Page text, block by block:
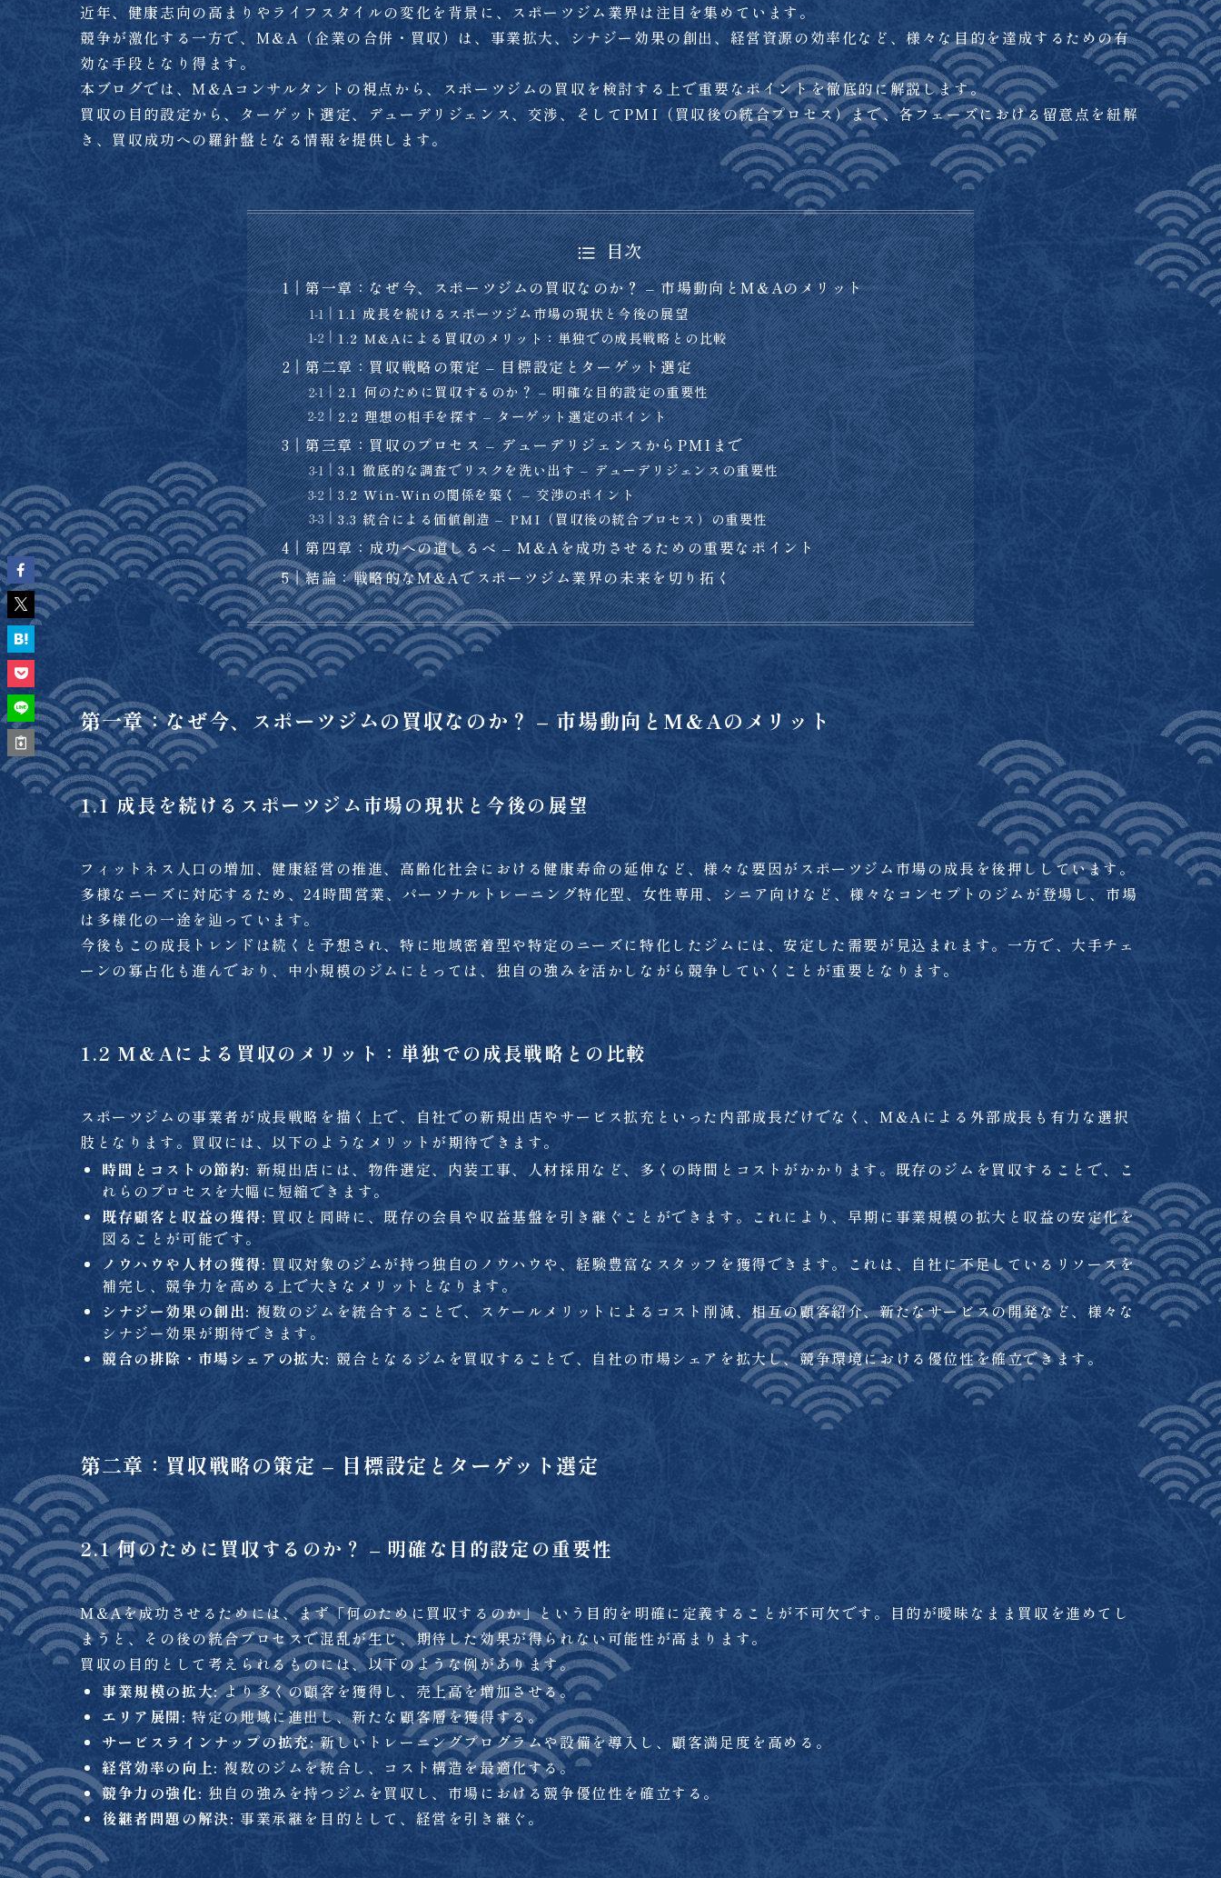
近年、健康志向の高まりやライフスタイルの変化を背景に、スポーツジム業界は注目を集めています。
競争が激化する一方で、M&A（企業の合併・買収）は、事業拡大、シナジー効果の創出、経営資源の効率化など、様々な目的を達成するための有
効な手段となり得ます。
本ブログでは、M&Aコンサルタントの視点から、スポーツジムの買収を検討する上で重要なポイントを徹底的に解説します。
買収の目的設定から、ターゲット選定、デューデリジェンス、交渉、そしてPMI（買収後の統合プロセス）まで、各フェーズにおける留意点を紐解
き、買収成功への羅針盤となる情報を提供します。
目次
第一章：なぜ今、スポーツジムの買収なのか？ – 市場動向とM&Aのメリット
1.1 成長を続けるスポーツジム市場の現状と今後の展望
1.2 M&Aによる買収のメリット：単独での成長戦略との比較
第二章：買収戦略の策定 – 目標設定とターゲット選定
2.1 何のために買収するのか？ – 明確な目的設定の重要性
2.2 理想の相手を探す – ターゲット選定のポイント
第三章：買収のプロセス – デューデリジェンスからPMIまで
3.1 徹底的な調査でリスクを洗い出す – デューデリジェンスの重要性
3.2 Win-Winの関係を築く – 交渉のポイント
3.3 統合による価値創造 – PMI（買収後の統合プロセス）の重要性
第四章：成功への道しるべ – M&Aを成功させるための重要なポイント
結論：戦略的なM&Aでスポーツジム業界の未来を切り拓く
第一章：なぜ今、スポーツジムの買収なのか？ – 市場動向とM&Aのメリット
1.1 成長を続けるスポーツジム市場の現状と今後の展望
フィットネス人口の増加、健康経営の推進、高齢化社会における健康寿命の延伸など、様々な要因がスポーツジム市場の成長を後押ししています。
多様なニーズに対応するため、24時間営業、パーソナルトレーニング特化型、女性専用、シニア向けなど、様々なコンセプトのジムが登場し、市場
は多様化の一途を辿っています。
今後もこの成長トレンドは続くと予想され、特に地域密着型や特定のニーズに特化したジムには、安定した需要が見込まれます。一方で、大手チェ
ーンの寡占化も進んでおり、中小規模のジムにとっては、独自の強みを活かしながら競争していくことが重要となります。
1.2 M&Aによる買収のメリット：単独での成長戦略との比較
スポーツジムの事業者が成長戦略を描く上で、自社での新規出店やサービス拡充といった内部成長だけでなく、M&Aによる外部成長も有力な選択
肢となります。買収には、以下のようなメリットが期待できます。
時間とコストの節約: 新規出店には、物件選定、内装工事、人材採用など、多くの時間とコストがかかります。既存のジムを買収することで、こ
れらのプロセスを大幅に短縮できます。
既存顧客と収益の獲得: 買収と同時に、既存の会員や収益基盤を引き継ぐことができます。これにより、早期に事業規模の拡大と収益の安定化を
図ることが可能です。
ノウハウや人材の獲得: 買収対象のジムが持つ独自のノウハウや、経験豊富なスタッフを獲得できます。これは、自社に不足しているリソースを
補完し、競争力を高める上で大きなメリットとなります。
シナジー効果の創出: 複数のジムを統合することで、スケールメリットによるコスト削減、相互の顧客紹介、新たなサービスの開発など、様々な
シナジー効果が期待できます。
競合の排除・市場シェアの拡大: 競合となるジムを買収することで、自社の市場シェアを拡大し、競争環境における優位性を確立できます。
第二章：買収戦略の策定 – 目標設定とターゲット選定
2.1 何のために買収するのか？ – 明確な目的設定の重要性
M&Aを成功させるためには、まず「何のために買収するのか」という目的を明確に定義することが不可欠です。目的が曖昧なまま買収を進めてし
まうと、その後の統合プロセスで混乱が生じ、期待した効果が得られない可能性が高まります。
買収の目的として考えられるものには、以下のような例があります。
事業規模の拡大:より多くの顧客を獲得し、売上高を増加させる。
エリア展開: 特定の地域に進出し、新たな顧客層を獲得する。
サービスラインナップの拡充:新しいトレーニングプログラムや設備を導入し、顧客満足度を高める。
経営効率の向上: 複数のジムを統合し、コスト構造を最適化する。
競争力の強化: 独自の強みを持つジムを買収し、市場における競争優位性を確立する。
後継者問題の解決: 事業承継を目的として、経営を引き継ぐ。